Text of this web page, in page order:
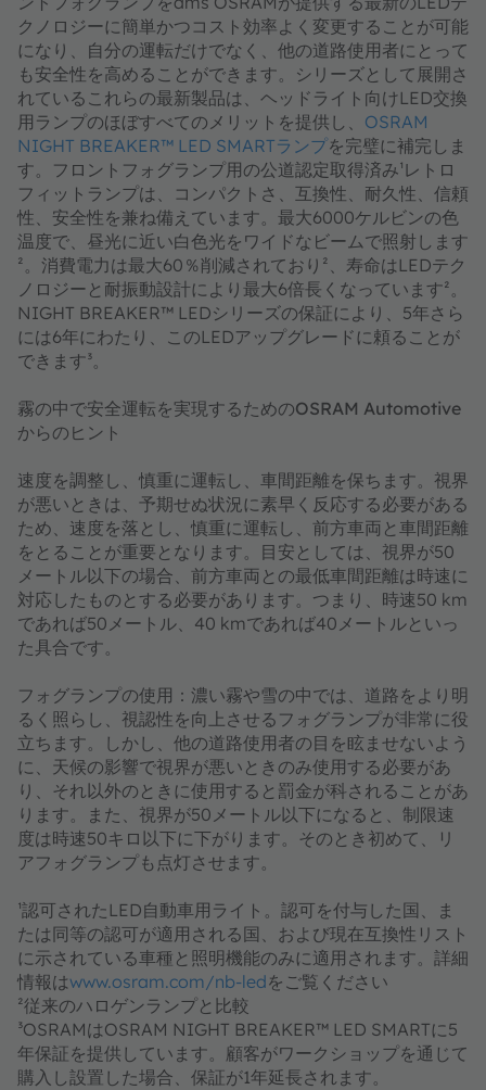
クノロジーに簡単かつコスト効率よく変更することが可能
になり、自分の運転だけでなく、他の道路使用者にとって
も安全性を高めることができます。シリーズとして展開さ
れているこれらの最新製品は、ヘッドライト向けLED交換
用ランプのほぼすべてのメリットを提供し、 OSRAM
NIGHT BREAKER™ LED SMARTランプを完璧に補完しま
す。フロントフォグランプ用の公道認定取得済み¹レトロ
フィットランプは、コンパクトさ、互換性、耐久性、信頼
性、安全性を兼ね備えています。最大6000ケルビンの色
温度で、昼光に近い白色光をワイドなビームで照射します
²。消費電力は最大60％削減されており²、寿命はLEDテク
ノロジーと耐振動設計により最大6倍長くなっています²。
NIGHT BREAKER™ LEDシリーズの保証により、5年さら
には6年にわたり、このLEDアップグレードに頼ることが
できます³。
霧の中で安全運転を実現するためのOSRAM Automotive
からのヒント
速度を調整し、慎重に運転し、車間距離を保ちます。 視界
が悪いときは、予期せぬ状況に素早く反応する必要がある
ため、速度を落とし、慎重に運転し、前方車両と車間距離
をとることが重要となります。目安としては、視界が50
メートル以下の場合、前方車両との最低車間距離は時速に
対応したものとする必要があります。つまり、時速50 km
であれば50メートル、40 kmであれば40メートルといっ
た具合です。
フォグランプの使用： 濃い霧や雪の中では、道路をより明
るく照らし、視認性を向上させるフォグランプが非常に役
立ちます。しかし、他の道路使用者の目を眩ませないよう
に、天候の影響で視界が悪いときのみ使用する必要があ
り、それ以外のときに使用すると罰金が科されることがあ
ります。また、視界が50メートル以下になると、制限速
度は時速50キロ以下に下がります。そのとき初めて、リ
アフォグランプも点灯させます。
¹認可されたLED自動車用ライト。認可を付与した国、ま
たは同等の認可が適用される国、および現在互換性リスト
に示されている車種と照明機能のみに適用されます。詳細
情報はwww.osram.com/nb-ledをご覧ください
²従来のハロゲンランプと比較
³OSRAMはOSRAM NIGHT BREAKER™ LED SMARTに5
年保証を提供しています。顧客がワークショップを通じて
購入し設置した場合、保証が1年延長されます。